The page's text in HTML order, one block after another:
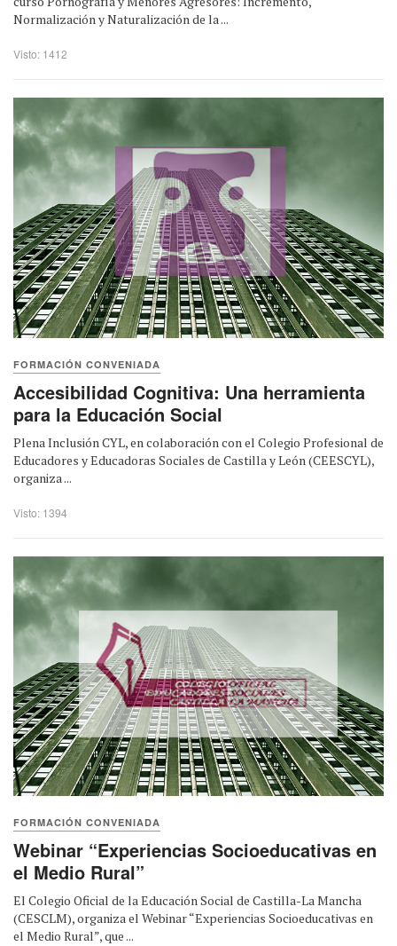
Normalización y Naturalización de la ...
Visto: 1412
FORMACIÓN CONVENIADA
Accesibilidad Cognitiva: Una herramienta
para la Educación Social
Plena Inclusión CYL, en colaboración con el Colegio Profesional de
Educadores y Educadoras Sociales de Castilla y León (CEESCYL),
organiza ...
Visto: 1394
FORMACIÓN CONVENIADA
Webinar “Experiencias Socioeducativas en
el Medio Rural”
El Colegio Oficial de la Educación Social de Castilla-La Mancha
(CESCLM), organiza el Webinar “Experiencias Socioeducativas en
el Medio Rural”, que ...